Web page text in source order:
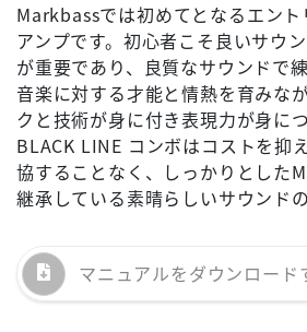
Markbassでは初めてとなるエン
アンプです。初心者こそ良いサウ
が重要であり、良質なサウンドで
音楽に対する才能と情熱を育みな
クと技術が身に付き表現力が身に
BLACK LINE コンボはコストを抑
協することなく、しっかりとした
継承している素晴らしいサウンド
マニュアルをダウンロード